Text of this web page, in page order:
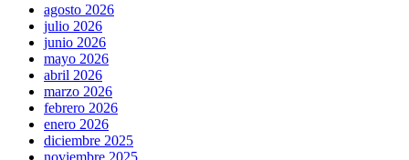
agosto 2026
julio 2026
junio 2026
mayo 2026
abril 2026
marzo 2026
febrero 2026
enero 2026
diciembre 2025
noviembre 2025